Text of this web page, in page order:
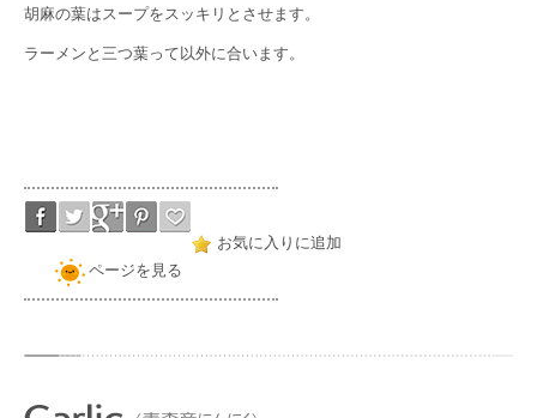
胡麻の葉はスープをスッキリとさせます。
ラーメンと三つ葉って以外に合います。
お気に入りに追加
ページを見る